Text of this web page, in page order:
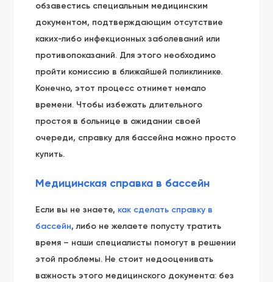
обзавестись специальным медицинским
документом, подтверждающим отсутствие
каких-либо инфекционных заболеваний или
противопоказаний. Для этого необходимо
пройти комиссию в ближайшей поликлинике.
Конечно, этот процесс отнимет немало
времени. Чтобы избежать длительного
простоя в больнице в ожидании своей
очереди, справку для бассейна можно просто
купить.
Медицинская справка в бассейн
Если вы не знаете, как сделать справку в
бассейн, либо не желаете попусту тратить
время – наши специалисты помогут в решении
этой проблемы. Не стоит недооценивать
важность этого медицинского документа: без